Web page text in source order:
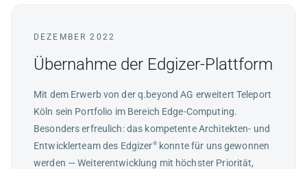
DEZEMBER 2022
Übernahme der Edgizer-Plattform
Mit dem Erwerb von der q.beyond AG erweitert Teleport
Köln sein Portfolio im Bereich Edge-Computing.
Besonders erfreulich: das kompetente Architekten- und
Entwicklerteam des Edgizer®konnte für uns gewonnen
werden — Weiterentwicklung mit höchster Priorität,